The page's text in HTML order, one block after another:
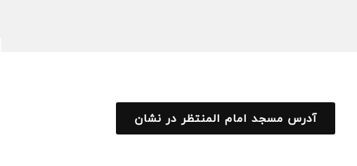
آدرس مسجد امام المنتظر در نشان